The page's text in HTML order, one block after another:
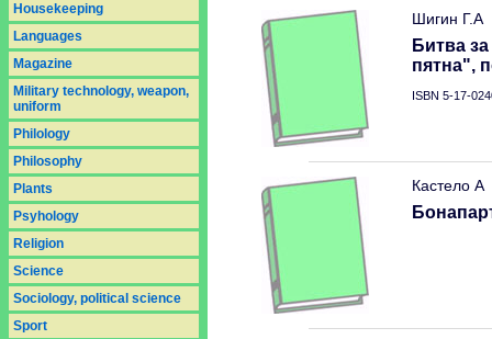
Housekeeping
Languages
Magazine
Military technology, weapon,
uniform
Philology
Philosophy
Plants
Psyhology
Religion
Science
Sociology, political science
Sport
Шигин Г.А
Битва
пятна",
ISBN 5-17-
Кастело А